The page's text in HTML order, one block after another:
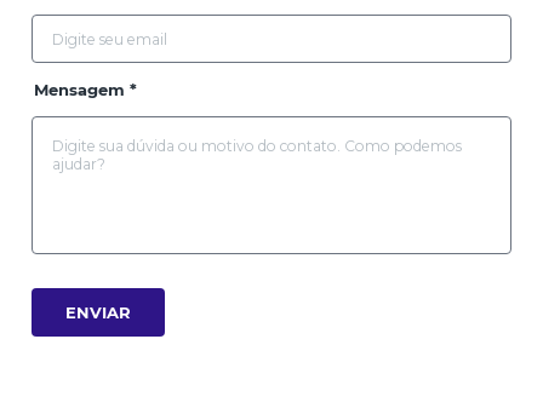
Mensagem *
ENVIAR